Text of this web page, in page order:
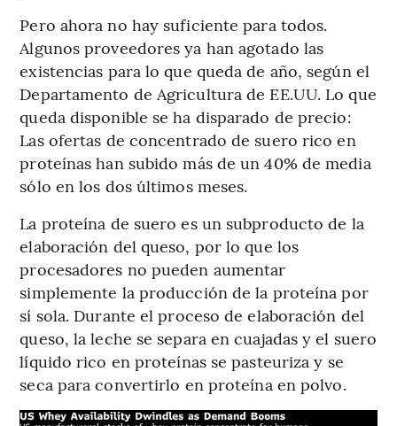
Pero ahora no hay suficiente para todos.
Algunos proveedores ya han agotado las
existencias para lo que queda de año, según el
Departamento de Agricultura de EE.UU. Lo que
queda disponible se ha disparado de precio:
Las ofertas de concentrado de suero rico en
proteínas han subido más de un 40% de media
sólo en los dos últimos meses.
La proteína de suero es un subproducto de la
elaboración del queso, por lo que los
procesadores no pueden aumentar
simplemente la producción de la proteína por
sí sola. Durante el proceso de elaboración del
queso, la leche se separa en cuajadas y el suero
líquido rico en proteínas se pasteuriza y se
seca para convertirlo en proteína en polvo.